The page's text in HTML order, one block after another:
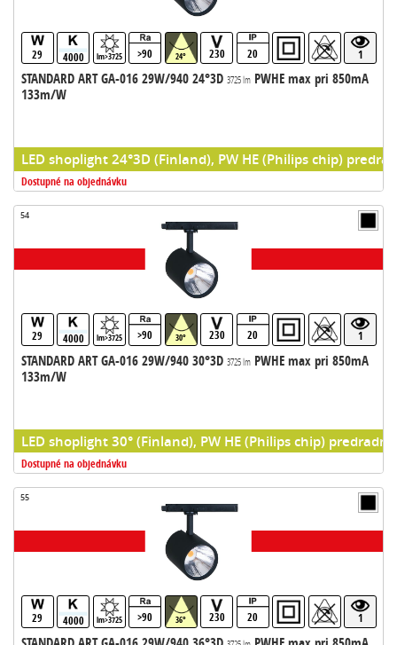
29 4000 lm>3725 >90 24° 230 20 1
STANDARD ART GA-016 29W/940 24°3D 3725 lmPWHE max pri 850mA
133m/W
LED shoplight 24°3D (Finland), PW HE (Philips chip)
Dostupné na objednávku
54
29 4000 lm>3725 >90 30° 230 20 1
STANDARD ART GA-016 29W/940 30°3D 3725 lmPWHE max pri 850mA
133m/W
LED shoplight 30° (Finland), PW HE (Philips chip)
Dostupné na objednávku
55
29 4000 lm>3725 >90 36° 230 20 1